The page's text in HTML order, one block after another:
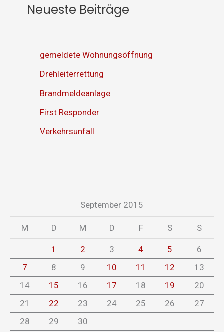
Neueste Beiträge
gemeldete Wohnungsöffnung
Drehleiterrettung
Brandmeldeanlage
First Responder
Verkehrsunfall
September 2015
M D M D F S S
1 2 3 4 5
6
7
8 9 10 11 12
13
14
15 16 17 18 19
20
21
22 23 24 25 26
27
28
29 30